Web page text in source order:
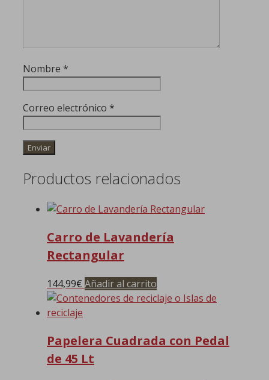
Nombre *
Correo electrónico *
Productos relacionados
Carro de Lavandería
Rectangular
144,99€ Añadir al carrito
Papelera Cuadrada con Pedal
de 45 Lt